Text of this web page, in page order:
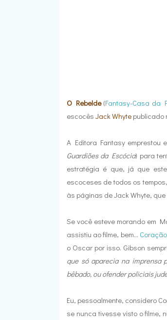
O Rebelde(Fantasy-Casa da
escocês Jack Whyte publicado
A Editora Fantasy emprestou
Guardiões da Escócia) para
estratégia é que, já que
escoceses de todos os
às páginas de Jack Whyte,
Se você esteve morando em
assistiu ao filme, bem...
o Oscar por isso. Gibson
que só aparecia na imprensa
bêbado, ou ofender policiais
Eu, pessoalmente, considero
se nunca tivesse visto o filme,